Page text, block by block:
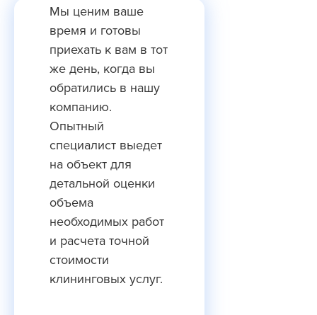
Мы ценим ваше
время и готовы
приехать к вам в тот
же день, когда вы
обратились в нашу
компанию.
Опытный
специалист выедет
на объект для
детальной оценки
объема
необходимых работ
и расчета точной
стоимости
клининговых услуг.